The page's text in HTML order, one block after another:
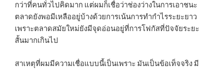
กว่าที่คนทั่วไปคิดมาก แต่ผมก็เชื่อว่าช่องว่างในการเอาชนะ
ตลาดยังพอมีเหลืออยู่บ้างด้วยการเน้นการทำกำไรระยะยาว
เพราะตลาดสมัยใหม่ยังมีจุดอ่อนอยู่ที่การโฟกัสที่ปัจจัยระยะ
สั้นมากเกินไป
สาเหตุที่ผมมีความเชื่อแบบนี้เป็นเพราะ มันเป็นข้อเท็จจริง มี